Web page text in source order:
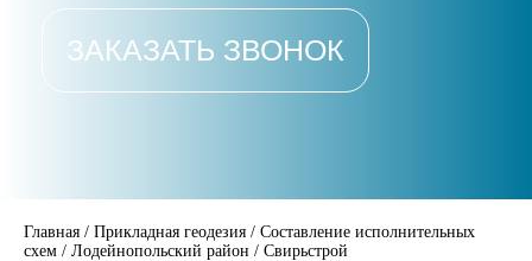
ЗАКАЗАТЬ ЗВОНОК
Главная / Прикладная геодезия / Составление исполнительных
схем / Лодейнопольский район / Свирьстрой